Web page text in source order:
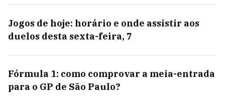
Jogos de hoje: horário e onde assistir aos
duelos desta sexta-feira, 7
Fórmula 1: como comprovar a meia-entrada
para o GP de São Paulo?